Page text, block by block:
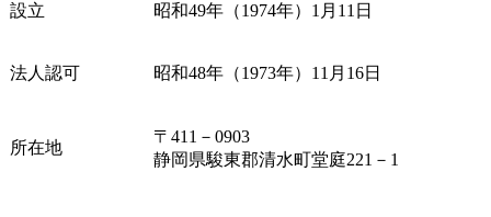
設立 昭和49年（1974年）1月11日
法人認可 昭和48年（1973年）11月16日
所在地
〒411－0903
静岡県駿東郡清水町堂庭221－1